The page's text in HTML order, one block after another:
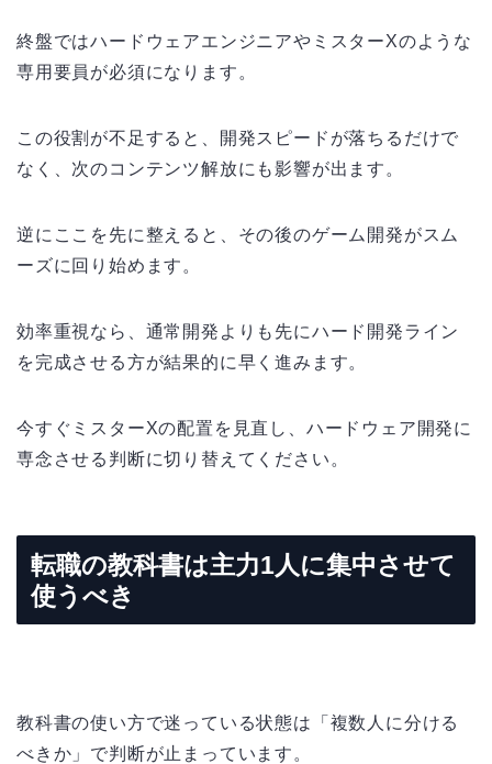
終盤ではハードウェアエンジニアやミスターXのような
専用要員が必須になります。
この役割が不足すると、開発スピードが落ちるだけで
なく、次のコンテンツ解放にも影響が出ます。
逆にここを先に整えると、その後のゲーム開発がスム
ーズに回り始めます。
効率重視なら、通常開発よりも先にハード開発ライン
を完成させる方が結果的に早く進みます。
今すぐミスターXの配置を見直し、ハードウェア開発に
専念させる判断に切り替えてください。
転職の教科書は主力1人に集中させて
使うべき
教科書の使い方で迷っている状態は「複数人に分ける
べきか」で判断が止まっています。